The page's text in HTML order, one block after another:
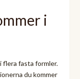
i
flera fasta formler.
du kommer